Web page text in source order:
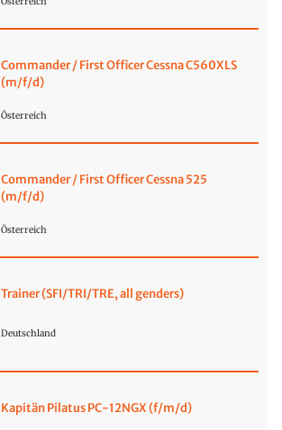
Commander / First Officer Cessna C560XLS
(m/f/d)
Österreich
Commander / First Officer Cessna 525
(m/f/d)
Österreich
Trainer (SFI/TRI/TRE, all genders)
Deutschland
Kapitän Pilatus PC-12NGX (f/m/d)